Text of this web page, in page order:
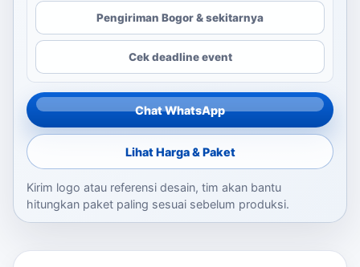
Pengiriman Bogor & sekitarnya
Cek deadline event
Chat WhatsApp
Lihat Harga & Paket
Kirim logo atau referensi desain, tim akan bantu
hitungkan paket paling sesuai sebelum produksi.